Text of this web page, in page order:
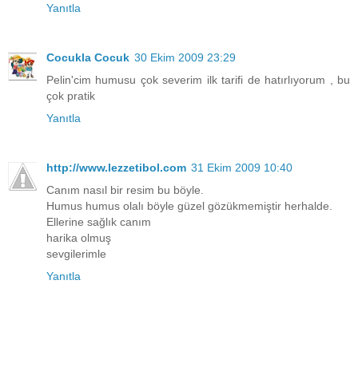
Yanıtla
Cocukla Cocuk 30 Ekim 2009 23:29
Pelin'cim humusu çok severim ilk tarifi de hatırlıyorum , bu
çok pratik
Yanıtla
http://www.lezzetibol.com 31 Ekim 2009 10:40
Canım nasıl bir resim bu böyle.
Humus humus olalı böyle güzel gözükmemiştir herhalde.
Ellerine sağlık canım
harika olmuş
sevgilerimle
Yanıtla